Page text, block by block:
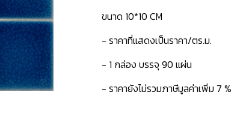
ขนาด 10*10 CM
- ราคาที่แสดงเป็นราคา/ตร.ม.
- 1 กล่อง บรรจุ 90 แผ่น
- ราคายังไม่รวมภาษีมูลค่าเพิ่ม 7 %